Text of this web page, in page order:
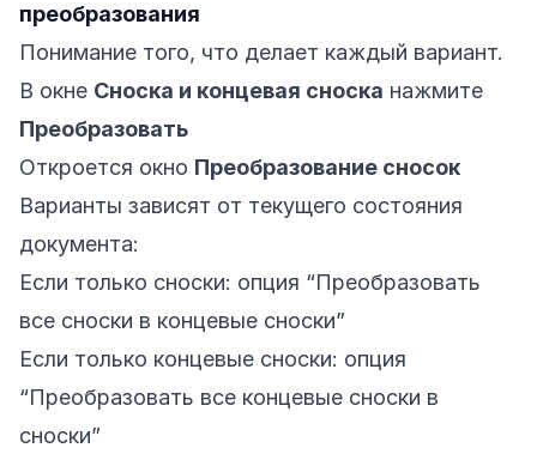
преобразования
Понимание того, что делает каждый вариант.
В окне Сноска и концевая сноска нажмите
Преобразовать
Откроется окно Преобразование сносок
Варианты зависят от текущего состояния
документа:
Если только сноски: опция “Преобразовать
все сноски в концевые сноски”
Если только концевые сноски: опция
“Преобразовать все концевые сноски в
сноски”